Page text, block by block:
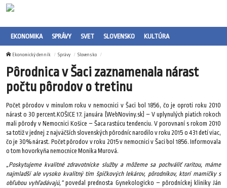
EKONOMIKA SPRÁVY SVET SLOVENSKO KULTÚRA
Ekonomický denník Správy Slovensko
Pôrodnica v Šaci zaznamenala nárast
počtu pôrodov o tretinu
Počet pôrodov v minulom roku v nemocnici v Šaci bol 1856, čo je oproti roku 2010
nárast o 30 percent.KOŠICE 17. januára (WebNoviny.sk) – V uplynulých piatich rokoch
mali pôrody v Nemocnici Košice – Šaca rastúcu tendenciu. V porovnaní s rokom 2010
sa totiž v jednej z najväčších slovenských pôrodníc narodilo v roku 2015 o 431 detí viac,
čo je 30% nárast. Počet pôrodov v roku 2015 v nemocnici v Šaci bol 1856. Informovala
o tom hovorkyňa nemocnice Monika Murová.
„Poskytujeme kvalitné zdravotnícke služby a môžeme sa pochváliť raritou, máme
najmladší ale vysoko kvalitný tím špičkových lekárov, pôrodníkov, ktorí mamičky s
obľubou vyhľadávajú,“povedal prednosta Gynekologicko – pôrodníckej kliniky Ján